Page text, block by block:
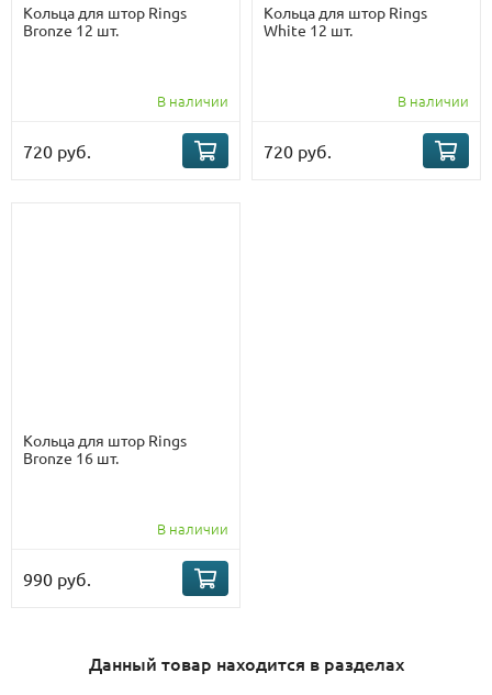
Кольца для штор Rings
Bronze 12 шт.
В наличии
720 руб.
Кольца для штор Rings
White 12 шт.
В наличии
720 руб.
Кольца для штор Rings
Bronze 16 шт.
В наличии
990 руб.
Данный товар находится в разделах